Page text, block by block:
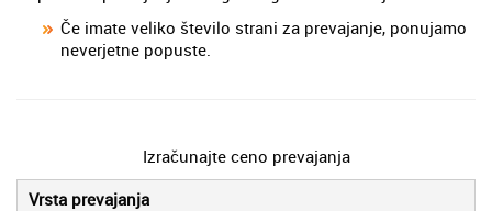
Če imate veliko število strani za prevajanje, ponujamo
neverjetne popuste.
Izračunajte ceno prevajanja
Vrsta prevajanja